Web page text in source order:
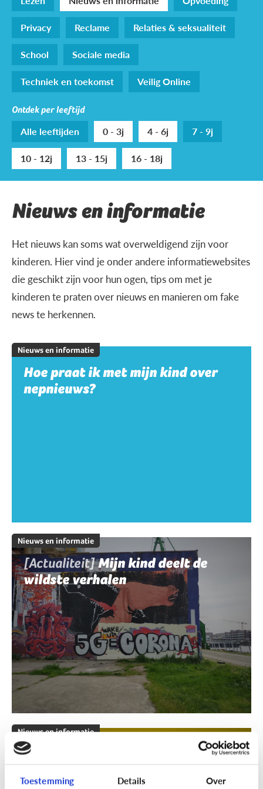
Toestemming Details Over
Privacy
Reclame
Relaties & seksualiteit
School
Sociale media
Techniek en toekomst
Veilig Online
Ontdek per leeftijd
Alle leeftijden 0 - 3j 4 - 6j
7 - 9j
10 - 12j
13 - 15j 16 - 18j
Nieuws en informatie
Het nieuws kan soms wat overweldigend zijn voor
kinderen. Hier vind je onder andere informatiewebsites
die geschikt zijn voor hun ogen, tips om met je
kinderen te praten over nieuws en manieren om fake
news te herkennen.
Nieuws en informatie
Hoe praat ik met mijn kind over
nepnieuws?
Nieuws en informatie
[Actualiteit]Mijn kind deelt de
wildste verhalen
Nieuws en informatie
[Klik & Print]